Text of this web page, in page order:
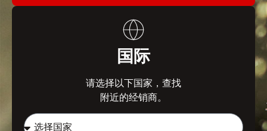
国际
请选择以下国家，查找
附近的经销商。